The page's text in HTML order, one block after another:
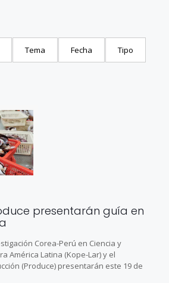
Tema Fecha Tipo
presentarán guía en
Corea-Perú en Ciencia y
América Latina (Kope-Lar) y el
(Produce) presentarán este 19 de